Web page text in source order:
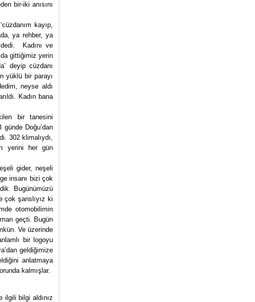
bir-iki anısını
kayıp,
ya rehber, ya
Kadını ve
gittiğimiz yerin
deyip cüzdanı
yüklü bir parayı
neyse aldı
Kadın bana
bir tanesini
Doğu’dan
302 klimalıydı,
yerini her gün
gider, neşeli
insanı bizi çok
Bugünümüzü
çok şanslıyız ki
otomobilimin
geçti. Bugün
Ve üzerinde
bir logoyu
geldiğimize
anlatmaya
kalmışlar.
ilgili bilgi aldınız